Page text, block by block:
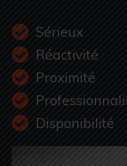
Sérieux
Réactivité
Proximité
Disponibilité